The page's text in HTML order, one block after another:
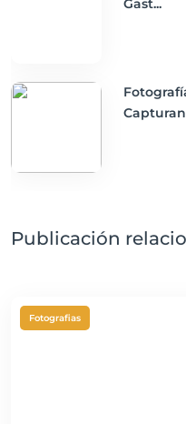
Gast...
Publicación
Fotografias